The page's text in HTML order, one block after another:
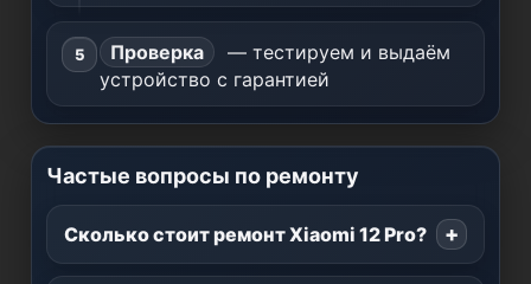
Проверка
— тестируем и выдаём
устройство с гарантией
Частые вопросы по ремонту
Сколько стоит ремонт Xiaomi 12 Pro?